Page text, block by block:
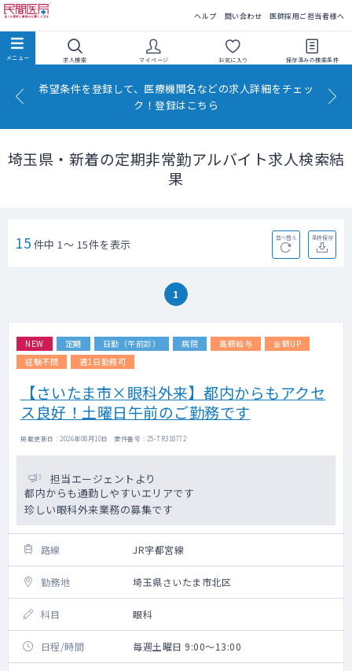
ヘルプ 問い合わせ 医師採用ご担当者様へ
求人検索 マイページ お気に入り 保存済みの検索条件
希望条件を登録して、医療機関名などの求人詳細をチェッ
ク！登録はこちら
埼玉県・新着の定期非常勤アルバイト求人検索結
果
15 件中 1～ 15件を表示 並べ替え 条件保存
1
NEW 定期 日勤（午前診） 病院 高額給与
金額UP
経験不問
週1日勤務可
【さいたま市×眼科外来】都内からもアクセ
ス良好！土曜日午前のご勤務です
掲載更新日 : 2026年08月10日 案件番号 : 25-TR318772
担当エージェントより
都内からも通勤しやすいエリアです
珍しい眼科外来業務の募集です
路線 JR宇都宮線
勤務地 埼玉県さいたま市北区
科目 眼科
日程/時間 毎週土曜日 9:00～13:00